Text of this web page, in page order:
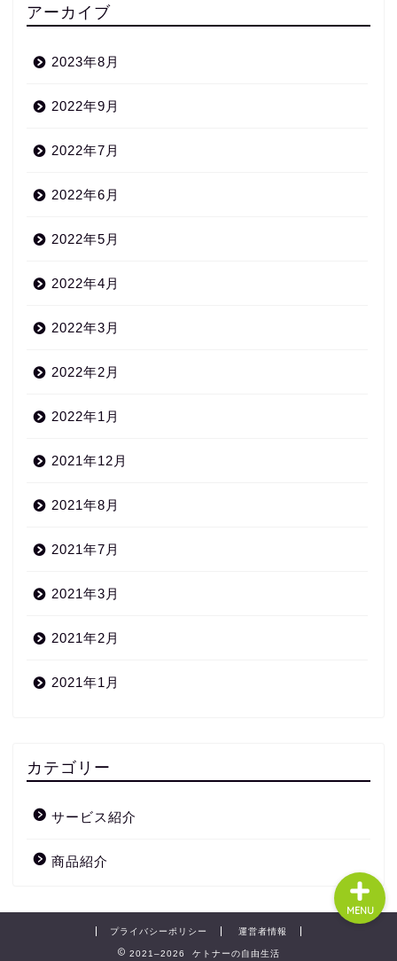
アーカイブ
2023年8月
2022年9月
2022年7月
2022年6月
2022年5月
2022年4月
2022年3月
2022年2月
2022年1月
2021年12月
2021年8月
2021年7月
2021年3月
2021年2月
2021年1月
カテゴリー
サービス紹介
商品紹介
プライバシーポリシー 運営者情報
2021–2026 ケトナーの自由生活
MENU